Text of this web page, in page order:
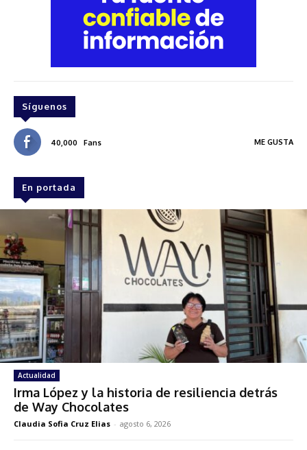
Síguenos
40,000 Fans ME GUSTA
En portada
Actualidad
Irma López y la historia de resiliencia detrás
de Way Chocolates
Claudia Sofia Cruz Elias - agosto 6, 2026